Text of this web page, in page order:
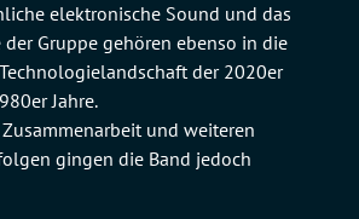
elektronische Sound und das
Gruppe gehören ebenso in die
der 2020er
Jahre.
und weiteren
gingen die Band jedoch